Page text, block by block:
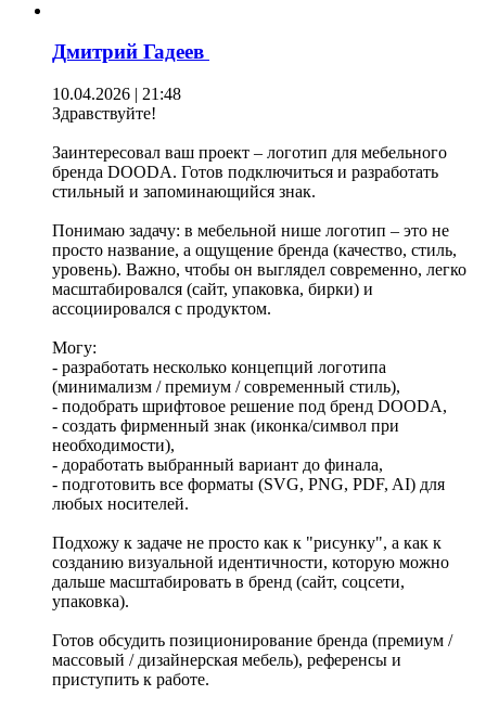
Дмитрий Гадеев
10.04.2026 | 21:48
Здравствуйте!
Заинтересовал ваш проект – логотип для мебельного
бренда DOODA. Готов подключиться и разработать
стильный и запоминающийся знак.
Понимаю задачу: в мебельной нише логотип – это не
просто название, а ощущение бренда (качество, стиль,
уровень). Важно, чтобы он выглядел современно, легко
масштабировался (сайт, упаковка, бирки) и
ассоциировался с продуктом.
Могу:
- разработать несколько концепций логотипа
(минимализм / премиум / современный стиль),
- подобрать шрифтовое решение под бренд DOODA,
- создать фирменный знак (иконка/символ при
необходимости),
- доработать выбранный вариант до финала,
- подготовить все форматы (SVG, PNG, PDF, AI) для
любых носителей.
Подхожу к задаче не просто как к "рисунку", а как к
созданию визуальной идентичности, которую можно
дальше масштабировать в бренд (сайт, соцсети,
упаковка).
Готов обсудить позиционирование бренда (премиум /
массовый / дизайнерская мебель), референсы и
приступить к работе.